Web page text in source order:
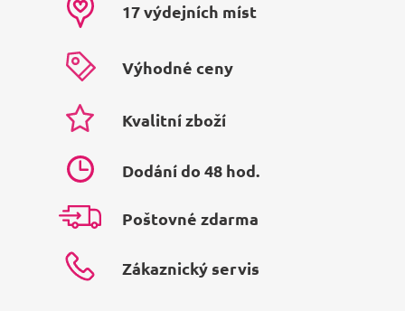
17 výdejních míst
Výhodné ceny
Kvalitní zboží
Dodání do 48 hod.
Poštovné zdarma
Zákaznický servis